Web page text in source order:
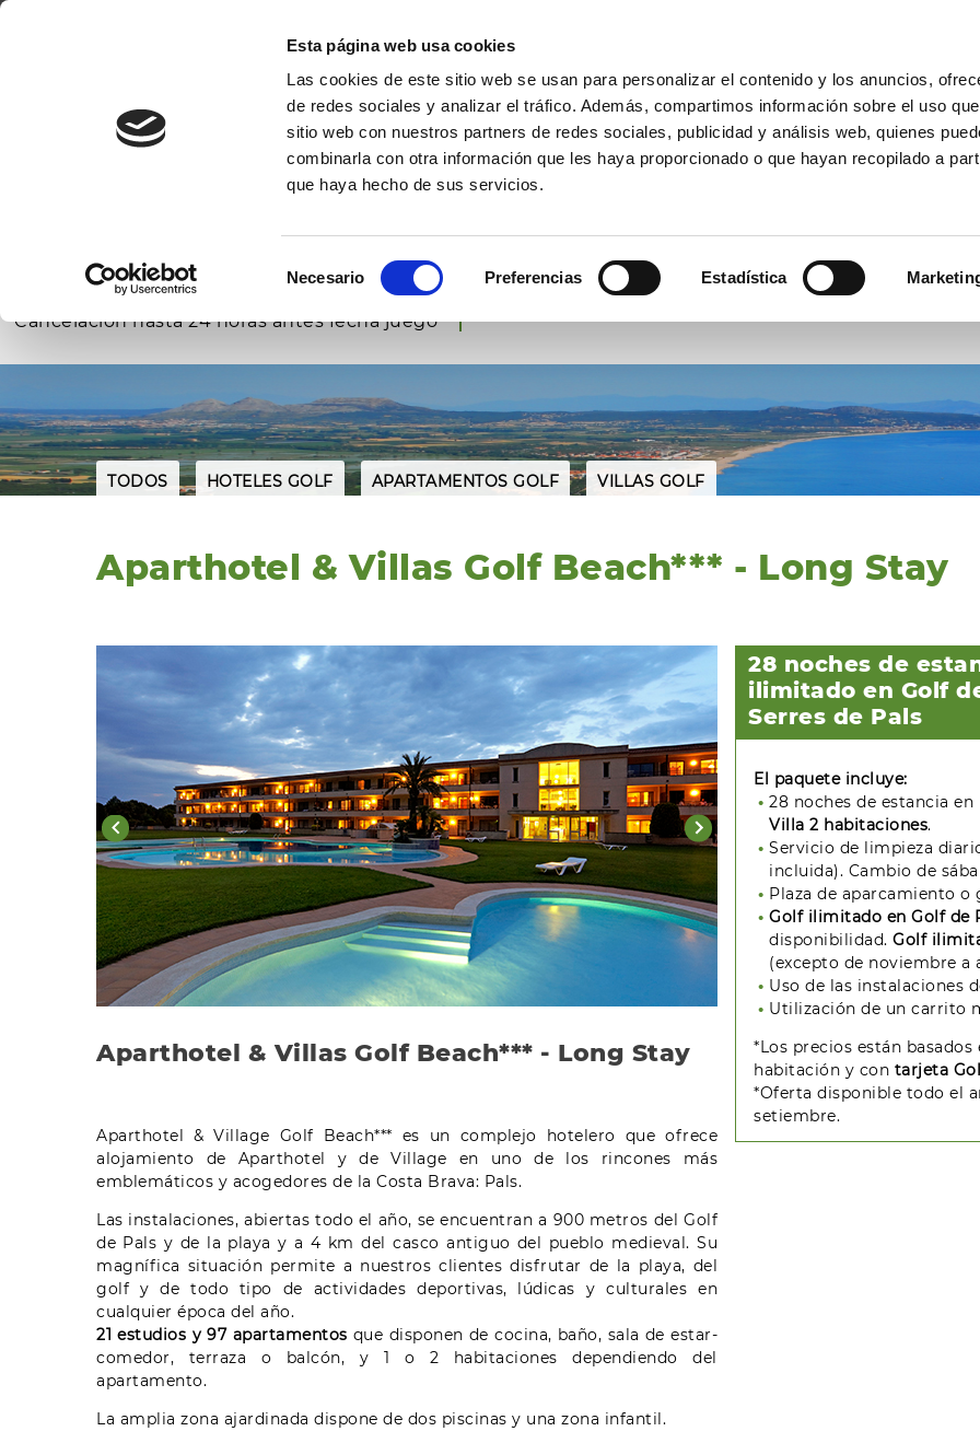
Esta página web usa cookies
Las cookies de este sitio web se usan para personalizar el contenido y los anuncios,
de redes sociales y analizar el tráfico. Además, compartimos información sobre el uso
sitio web con nuestros partners de redes sociales, publicidad y análisis web, quienes
combinarla con otra información que les haya proporcionado o que hayan recopilado a
que haya hecho de sus servicios.
Necesario Preferencias Estadística
INICIO EL CAMPO ESCUELA COMPETICIONES TARIFAS
Reserva tus Green Fees
Mejores precios garantizados
Cancelación hasta 24 horas antes fecha juego
Jugadores
TODOS HOTELES GOLF APARTAMENTOS GOLF VILLAS GOLF
Aparthotel & Villas Golf Beach*** - Long Stay
Aparthotel & Villas Golf Beach*** - Long Stay
Aparthotel & Village Golf Beach*** es un complejo hotelero que ofrece
alojamiento de Aparthotel y de Village en uno de los rincones más
emblemáticos y acogedores de la Costa Brava: Pals.
Las instalaciones, abiertas todo el año, se encuentran a 900 metros del Golf
de Pals y de la playa y a 4 km del casco antiguo del pueblo medieval. Su
magnífica situación permite a nuestros clientes disfrutar de la playa, del
golf y de todo tipo de actividades deportivas, lúdicas y culturales en
cualquier época del año.
21 estudios y 97 apartamentos que disponen de cocina, baño, sala de estar-
comedor, terraza o balcón, y 1 o 2 habitaciones dependiendo del
apartamento.
La amplia zona ajardinada dispone de dos piscinas y una zona infantil.
28 noches de
ilimitado en Golf
Serres de Pals
El paquete incluye:
28 noches de estancia
Villa 2 habitaciones.
Servicio de limpieza
incluida). Cambio de
Plaza de aparcamiento
Golf ilimitado en Golf de
disponibilidad. Golf
(excepto de noviembre
Uso de las instalaciones
Utilización de un carrito
*Los precios están
habitación y con tarjeta
*Oferta disponible todo el
setiembre.